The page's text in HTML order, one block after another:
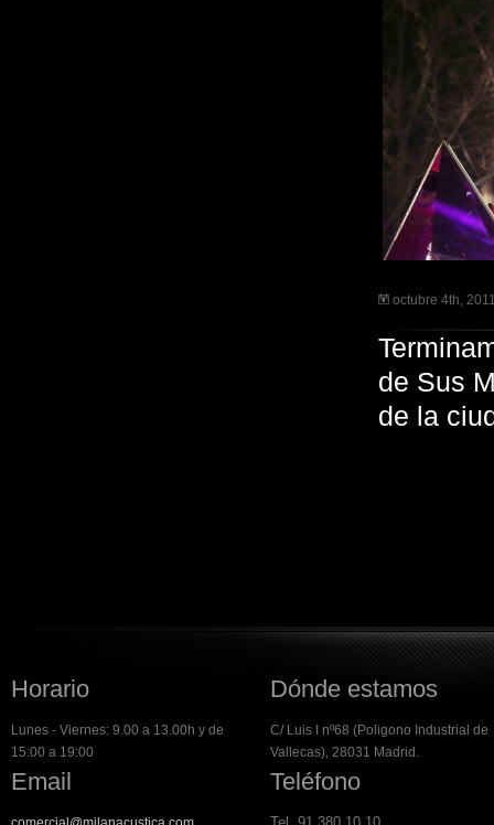
octubre 4th,
de Sus
de la
Horario
Lunes - Viernes: 9.00 a 13.00h y de
15:00 a 19:00
Email
Dónde estamos
C/ Luis I nº68 (Poligono Industrial de
Vallecas), 28031 Madrid.
Teléfono